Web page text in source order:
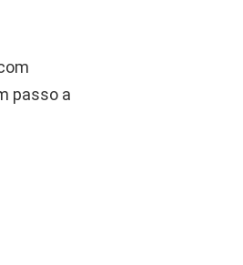
passo a